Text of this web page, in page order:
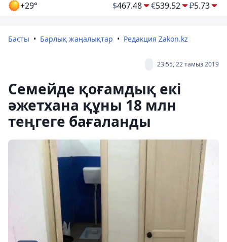
+29° $467.48 €539.52 ₽5.73
Басты Барлық жаңалықтар Редакция Zakon.kz
23:55, 22 тамыз 2019
Семейде қоғамдық екі
әжетхана құны 18 млн
теңгеге бағаланды